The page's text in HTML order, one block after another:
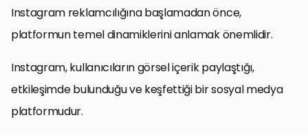
Instagram reklamcılığına başlamadan önce,
platformun temel dinamiklerini anlamak önemlidir.
Instagram, kullanıcıların görsel içerik paylaştığı,
etkileşimde bulunduğu ve keşfettiği bir sosyal medya
platformudur.